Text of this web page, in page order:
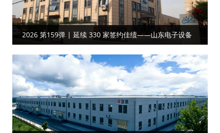
2026 第159弹 | 延续 330 家签约佳绩——山东电子设备
客户携手共启工厂目视化合作